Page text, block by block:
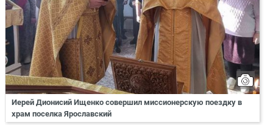
Иерей Дионисий Ищенко совершил миссионерскую поездку в
храм поселка Ярославский